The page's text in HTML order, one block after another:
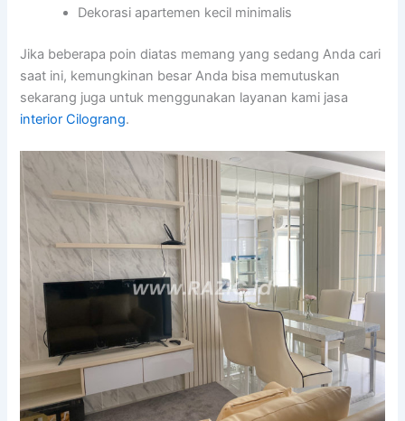
Dekorasi apartemen kecil minimalis
Jika beberapa poin diatas memang yang sedang Anda cari
saat ini, kemungkinan besar Anda bisa memutuskan
sekarang juga untuk menggunakan layanan kami jasa
interior Cilograng.